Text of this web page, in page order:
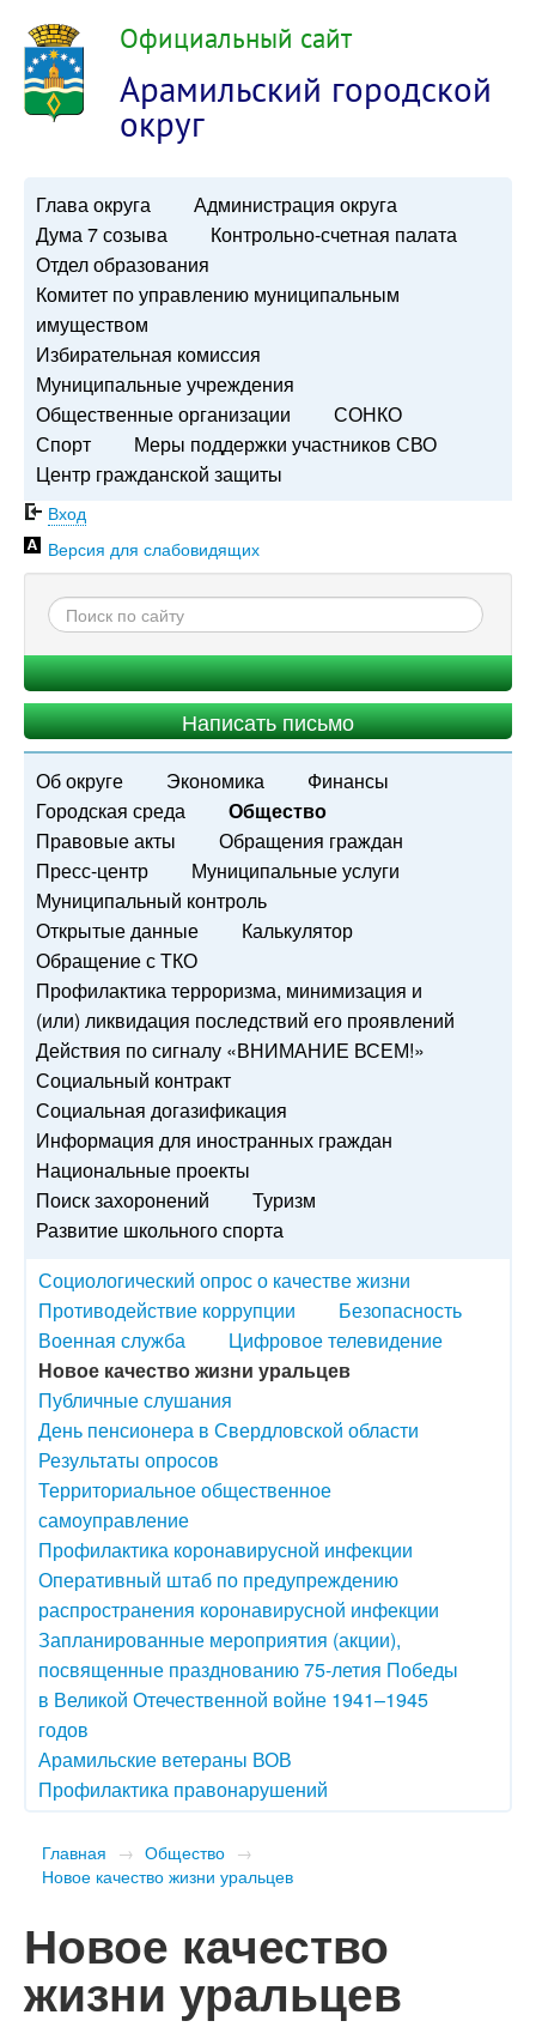
Официальный сайт
Арамильский городской
округ
Глава округа
Администрация округа
Дума 7 созыва
Контрольно-счетная палата
Отдел образования
Комитет по управлению муниципальным
имуществом
Избирательная комиссия
Муниципальные учреждения
Общественные организации
СОНКО
Спорт
Меры поддержки участников СВО
Центр гражданской защиты
Вход
Версия для слабовидящих
Написать письмо
Об округе Экономика
Финансы
Городская среда
Общество
Правовые акты
Обращения граждан
Пресс-центр
Муниципальные услуги
Муниципальный контроль
Открытые данные
Калькулятор
Обращение с ТКО
Профилактика терроризма, минимизация и
(или) ликвидация последствий его проявлений
Действия по сигналу «ВНИМАНИЕ ВСЕМ!»
Социальный контракт
Социальная догазификация
Информация для иностранных граждан
Национальные проекты
Поиск захоронений
Туризм
Развитие школьного спорта
Социологический опрос о качестве жизни
Противодействие коррупции
Безопасность
Военная служба
Цифровое телевидение
Новое качество жизни уральцев
Публичные слушания
День пенсионера в Свердловской области
Результаты опросов
Территориальное общественное
самоуправление
Профилактика коронавирусной инфекции
Оперативный штаб по предупреждению
распространения коронавирусной инфекции
Запланированные мероприятия (акции),
посвященные празднованию 75-летия Победы
в Великой Отечественной войне 1941–1945
годов
Арамильские ветераны ВОВ
Профилактика правонарушений
Главная → Общество →
Новое качество жизни уральцев
Новое качество
жизни уральцев